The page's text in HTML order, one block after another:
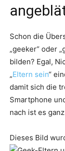
Schon die
„geeker“ oder
bilden? Egal,
„Eltern sein“
damit sich die
Smartphone
nach ist es
Dieses Bild